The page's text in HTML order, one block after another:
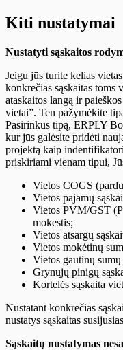
Kiti nustatymai
Nustatyti sąskaitos
Jeigu jūs turite kelias
konkrečias sąskaitas toms
ataskaitos langą ir
vietai”. Ten pažymėkite
Pasirinkus tipą, ERPLY
kur jūs galėsite pridėti
projektą kaip
priskiriami vienam tipui,
Vietos COGS
Vietos pajamų
Vietos PVM/GST
mokestis;
Vietos atsargų
Vietos mokėtinų
Vietos gautinų sumų
Grynųjų pinigų
Kortelės sąskaita
Nustatant konkrečias
nustatys sąskaitas
Sąskaitų nustatymas